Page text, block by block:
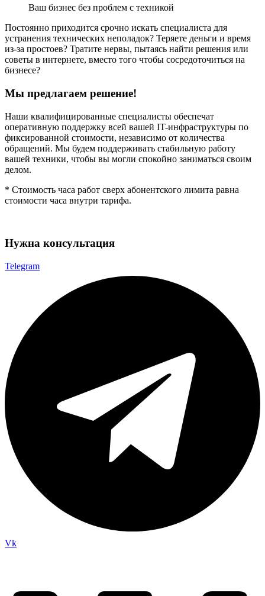
Ваш бизнес без проблем с техникой
Постоянно приходится срочно искать специалиста для
устранения технических неполадок? Теряете деньги и время
из-за простоев? Тратите нервы, пытаясь найти решения или
советы в интернете, вместо того чтобы сосредоточиться на
бизнесе?
Мы предлагаем решение!
Наши квалифицированные специалисты обеспечат
оперативную поддержку всей вашей IT-инфраструктуры по
фиксированной стоимости, независимо от количества
обращений. Мы будем поддерживать стабильную работу
вашей техники, чтобы вы могли спокойно заниматься своим
делом.
* Стоимость часа работ сверх абонентского лимита равна
стоимости часа внутри тарифа.
Нужна консультация
Telegram
Vk